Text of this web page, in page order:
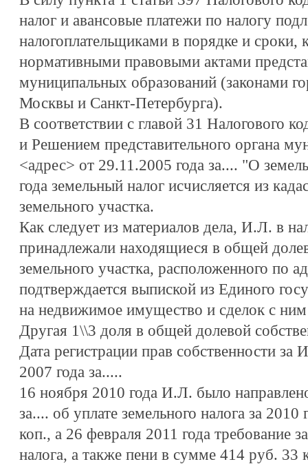
налог и авансовые платежи по налогу
налогоплательщиками в порядке и сроки,
нормативными правовыми актами
муниципальных образований (законами
Москвы и Санкт-Петербурга).
В соответствии с главой 31 Налогового
и Решением представительного органа
<адрес> от 29.11.2005 года за.... "О
года земельный налог исчисляется из
земельного участка.
Как следует из материалов дела, И.Л. в
принадлежали находящиеся в общей
земельного участка, расположенного по
подтверждается выпиской из Единого
на недвижимое имущество и сделок с ним
Другая 1\\3 доля в общей долевой
Дата регистрации прав собственности за
2007 года за.....
16 ноября 2010 года И.Л. было
за.... об уплате земельного налога за
коп., а 26 февраля 2011 года требование
налога, а также пени в сумме 414 руб. 33